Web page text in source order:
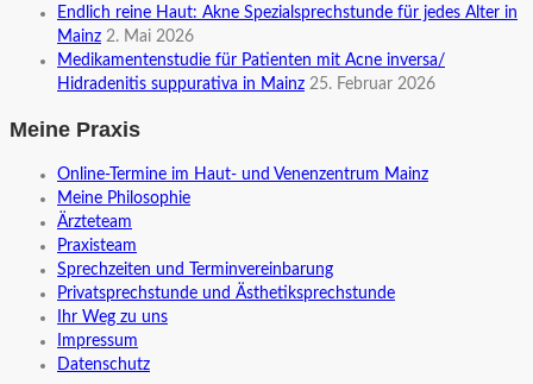
Endlich reine Haut: Akne Spezialsprechstunde für jedes Alter in
Mainz 2. Mai 2026
Medikamentenstudie für Patienten mit Acne inversa/
Hidradenitis suppurativa in Mainz 25. Februar 2026
Meine Praxis
Online-Termine im Haut- und Venenzentrum Mainz
Meine Philosophie
Ärzteteam
Praxisteam
Sprechzeiten und Terminvereinbarung
Privatsprechstunde und Ästhetiksprechstunde
Ihr Weg zu uns
Impressum
Datenschutz